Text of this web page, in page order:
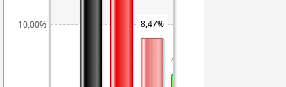
10,00% 8,47%
4,53%
7,49%